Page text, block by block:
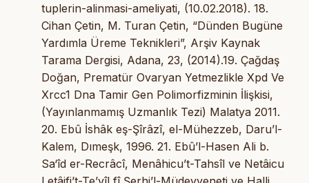
tuplerin-alinmasi-ameliyati, (10.02.2018). 18.
Cihan Çetin, M. Turan Çetin, “Dünden Bugüne
Yardımla Üreme Teknikleri”, Arşiv Kaynak
Tarama Dergisi, Adana, 23, (2014).19. Çağdaş
Doğan, Prematür Ovaryan Yetmezlikle Xpd Ve
Xrcc1 Dna Tamir Gen Polimorfizminin İlişkisi,
(Yayınlanmamış Uzmanlık Tezi) Malatya 2011.
20. Ebû İshâk eş-Şîrâzî, el-Mühezzeb, Daru’l-
Kalem, Dımeşk, 1996. 21. Ebû’l-Hasen Ali b.
Sa‘îd er-Recrâcî, Menâhicu’t-Tahsîl ve Netâicu